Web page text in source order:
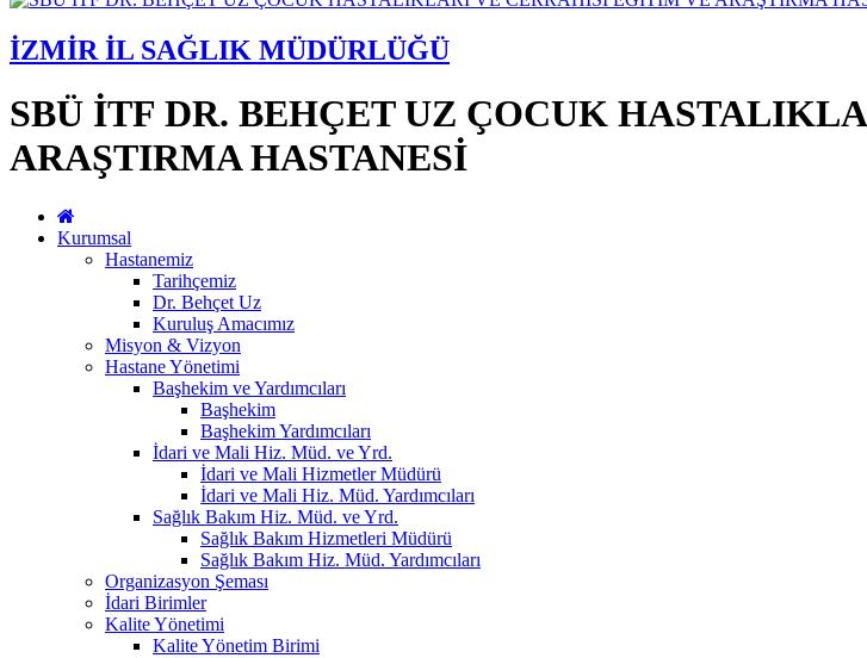
İZMİR İL SAĞLIK MÜDÜRLÜĞÜ
SBÜ İTF DR. BEHÇET UZ ÇOCUK
ARAŞTIRMA HASTANESİ
Kurumsal
Hastanemiz
Tarihçemiz
Dr. Behçet Uz
Kuruluş Amacımız
Misyon & Vizyon
Hastane Yönetimi
Başhekim ve Yardımcıları
Başhekim
Başhekim Yardımcıları
İdari ve Mali Hiz. Müd. ve Yrd.
İdari ve Mali Hizmetler Müdürü
İdari ve Mali Hiz. Müd. Yardımcıları
Sağlık Bakım Hiz. Müd. ve Yrd.
Sağlık Bakım Hizmetleri Müdürü
Sağlık Bakım Hiz. Müd. Yardımcıları
Organizasyon Şeması
İdari Birimler
Kalite Yönetimi
Kalite Yönetim Birimi